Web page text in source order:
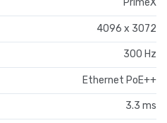
PrimeX
4096 x 3072
300 Hz
Ethernet PoE++
3.3 ms